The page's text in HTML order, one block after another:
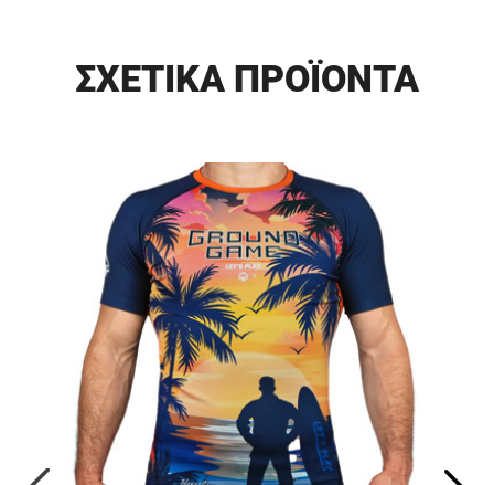
ΣΧΕΤΙΚΑ ΠΡΟΪΟΝΤΑ